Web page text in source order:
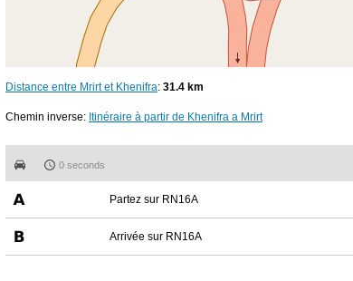
Distance entre Mrirt et Khenifra: 31.4 km
Chemin inverse: Itinéraire à partir de Khenifra a Mrirt
0 seconds
Partez sur RN16A
Arrivée sur RN16A